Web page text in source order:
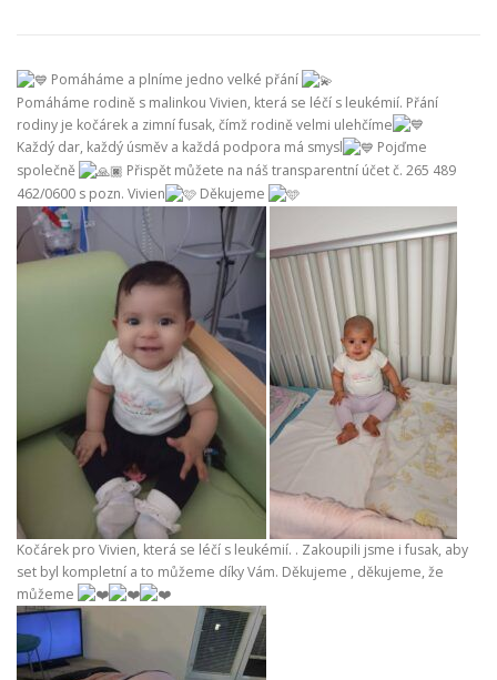
AKTUALITY BLOG
Pomáháme a plníme jedno velké přání
Pomáháme rodině s malinkou Vivien, která se léčí s leukémií. Přání
rodiny je kočárek a zimní fusak, čímž rodině velmi ulehčíme
Každý dar, každý úsměv a každá podpora má smysl
Pojďme
společně
Přispět můžete na náš transparentní účet č. 265 489
462/0600 s pozn. Vivien
Děkujeme
Kočárek pro Vivien, která se léčí s leukémií. . Zakoupili jsme i fusak, aby
set byl kompletní a to můžeme díky Vám. Děkujeme , děkujeme, že
můžeme